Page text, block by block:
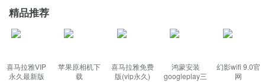
win10专业纯净原版功能特色：
2、纯净版做了优化，用户插入硬件配置时，安装方式包括所有主流
精品推荐
喜马拉雅VIP
永久最新版
苹果原相机下
载
喜马拉雅免费
版(vip永久)
鸿蒙安装
googleplay三
幻影wifi 9.0官
网